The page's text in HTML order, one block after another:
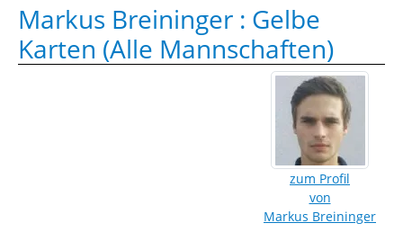
Markus Breininger : Gelbe
Karten (Alle Mannschaften)
zum Profil
von
Markus Breininger